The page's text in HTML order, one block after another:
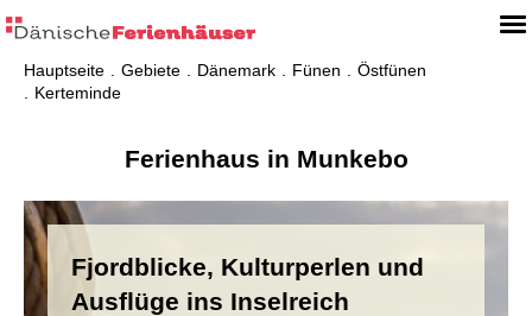
Hauptseite Gebiete Dänemark Fünen
Östfünen
Kerteminde
Ferienhaus in Munkebo
Fjordblicke, Kulturperlen und
Ausflüge ins Inselreich